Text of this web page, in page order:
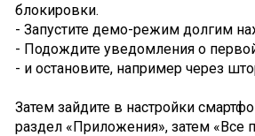
блокировки.
- Запустите демо-режим долгим
- Подождите уведомления о
- и остановите, например через
Затем зайдите в настройки
раздел «Приложения», затем «Все